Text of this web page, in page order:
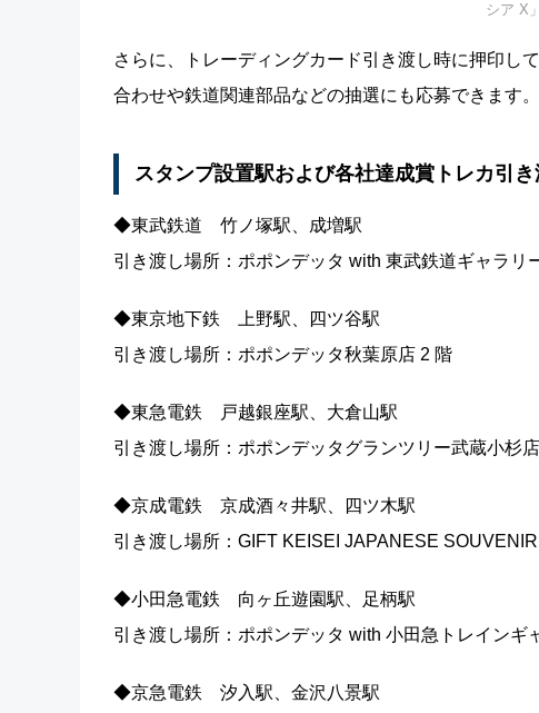
シア X
さらに、トレーディングカード引き渡し時に押印し
合わせや鉄道関連部品などの抽選にも応募できます。
スタンプ設置駅および各社達成賞トレカ引
◆東武鉄道 竹ノ塚駅、成増駅
引き渡し場所：ポポンデッタ with 東武鉄道ギャラリ
◆東京地下鉄 上野駅、四ツ谷駅
引き渡し場所：ポポンデッタ秋葉原店 2 階
◆東急電鉄 戸越銀座駅、大倉山駅
引き渡し場所：ポポンデッタグランツリー武蔵小杉店
◆京成電鉄 京成酒々井駅、四ツ木駅
引き渡し場所：GIFT KEISEI JAPANESE
◆小田急電鉄 向ヶ丘遊園駅、足柄駅
引き渡し場所：ポポンデッタ with 小田急トレインギ
◆京急電鉄 汐入駅、金沢八景駅